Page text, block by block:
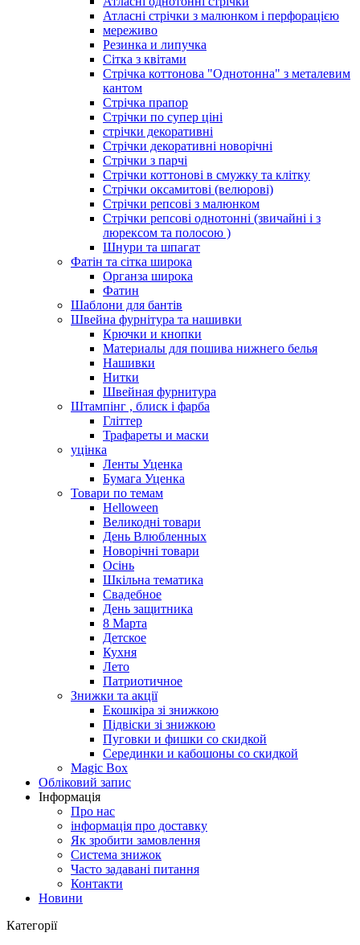
Атласні стрічки з малюнком і перфорацією
мереживо
Резинка и липучка
Сітка з квітами
Стрічка коттонова "Однотонна" з металевим
кантом
Стрічка прапор
Стрічки по супер ціні
стрічки декоративні
Стрічки декоративні новорічні
Стрічки з парчі
Стрічки коттонові в смужку та клітку
Стрічки оксамитові (велюрові)
Стрічки репсові з малюнком
Стрічки репсові однотонні (звичайні і з
люрексом та полосою )
Шнури та шпагат
Фатін та сітка широка
Органза широка
Фатин
Шаблони для бантів
Швейна фурнітура та нашивки
Крючки и кнопки
Материалы для пошива нижнего белья
Нашивки
Нитки
Швейная фурнитура
Штампінг , блиск і фарба
Гліттер
Трафареты и маски
уцінка
Ленты Уценка
Бумага Уценка
Товари по темам
Helloween
Великодні товари
День Влюбленных
Новорічні товари
Осінь
Шкільна тематика
Свадебное
День защитника
8 Марта
Детское
Кухня
Лето
Патриотичное
Знижки та акції
Екошкіра зі знижкою
Підвіски зі знижкою
Пуговки и фишки со скидкой
Серединки и кабошоны со скидкой
Magic Box
Обліковий запис
Інформація
Про нас
інформація про доставку
Як зробити замовлення
Система знижок
Часто задавані питання
Контакти
Новини
Категорії